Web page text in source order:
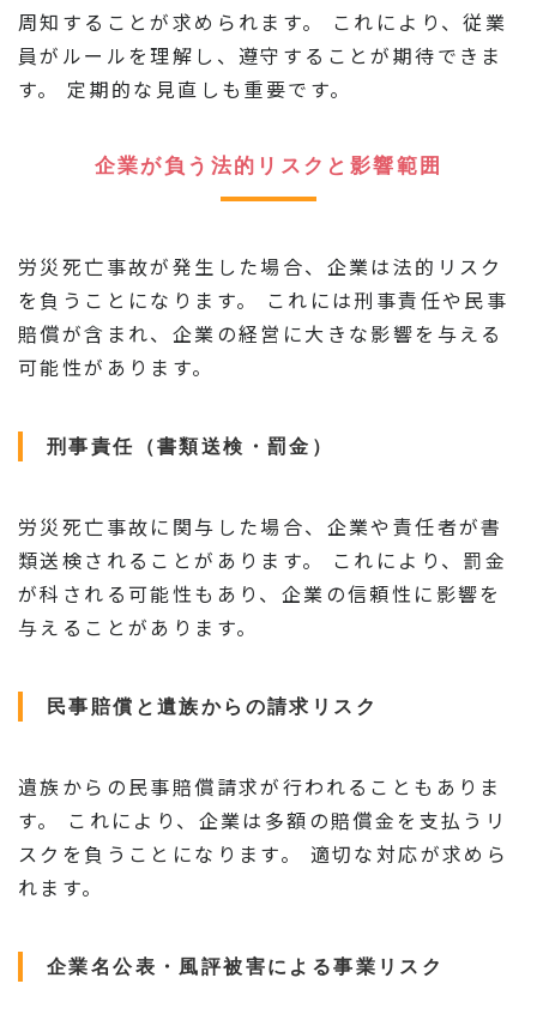
周知することが求められます。 これにより、従業
員がルールを理解し、遵守することが期待できま
す。 定期的な見直しも重要です。
企業が負う法的リスクと影響範囲
労災死亡事故が発生した場合、企業は法的リスク
を負うことになります。 これには刑事責任や民事
賠償が含まれ、企業の経営に大きな影響を与える
可能性があります。
刑事責任（書類送検・罰金）
労災死亡事故に関与した場合、企業や責任者が書
類送検されることがあります。 これにより、罰金
が科される可能性もあり、企業の信頼性に影響を
与えることがあります。
民事賠償と遺族からの請求リスク
遺族からの民事賠償請求が行われることもありま
す。 これにより、企業は多額の賠償金を支払うリ
スクを負うことになります。 適切な対応が求めら
れます。
企業名公表・風評被害による事業リスク